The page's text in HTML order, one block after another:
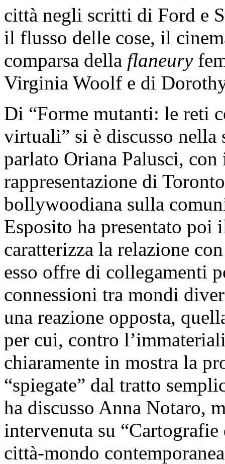
città negli scritti di Ford e
il flusso delle cose, il
comparsa della flaneury
Virginia Woolf e di
Di “Forme mutanti: le reti
virtuali” si è discusso nella
parlato Oriana Palusci,
rappresentazione di
bollywoodiana sulla
Esposito ha presentato poi
caratterizza la relazione
esso offre di collegamenti
connessioni tra mondi
una reazione opposta,
per cui, contro
chiaramente in mostra la
“spiegate” dal tratto
ha discusso Anna Notaro,
intervenuta su
città-mondo